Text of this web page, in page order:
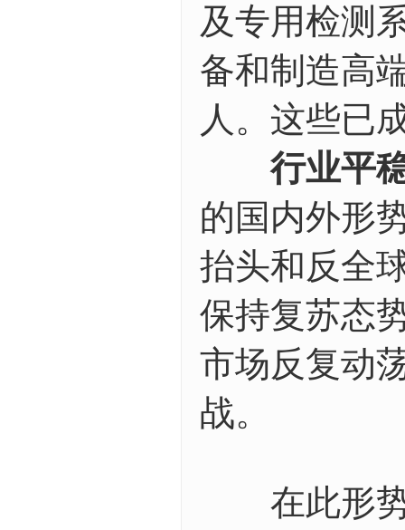
及专用检测
备和制造高
人。这些已
行业平
的国内外形
抬头和反全
保持复苏态
市场反复动
战。
在此形势